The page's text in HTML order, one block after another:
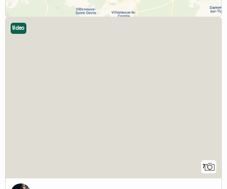
7
Video